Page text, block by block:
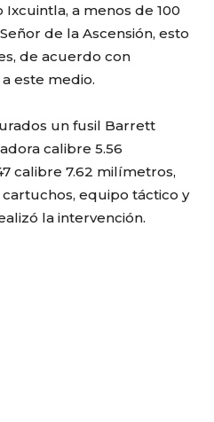
a menos de 100
de la Ascensión, esto
de acuerdo con
este medio.
un fusil Barrett
calibre 5.56
calibre 7.62 milímetros,
equipo táctico y
la intervención.